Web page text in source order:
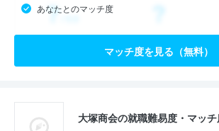
あなたとのマッチ度
マッチ度を見る（無料）
大塚商会の就職難易度・マッ